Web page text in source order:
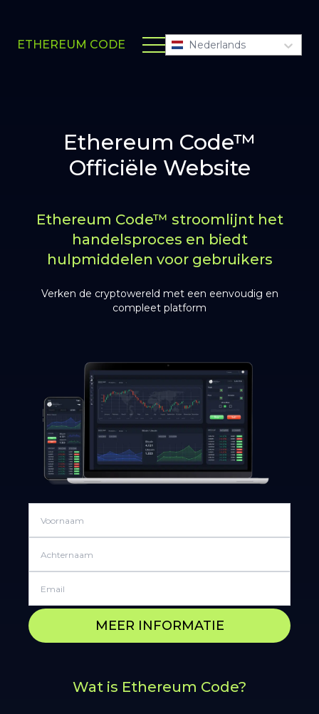
ETHEREUM CODE Nederlands
Ethereum Code™
Officiële Website
Ethereum Code™ stroomlijnt het
handelsproces en biedt
hulpmiddelen voor gebruikers
Verken de cryptowereld met een eenvoudig en
compleet platform
MEER INFORMATIE
Wat is Ethereum Code?